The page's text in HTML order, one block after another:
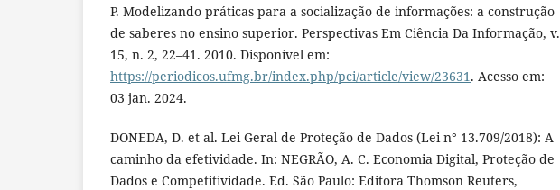
P. Modelizando práticas para a socialização de informações: a construção
de saberes no ensino superior. Perspectivas Em Ciência Da Informação, v.
15, n. 2, 22–41. 2010. Disponível em:
https://periodicos.ufmg.br/index.php/pci/article/view/23631. Acesso em:
03 jan. 2024.
DONEDA, D. et al. Lei Geral de Proteção de Dados (Lei n° 13.709/2018): A
caminho da efetividade. In: NEGRÃO, A. C. Economia Digital, Proteção de
Dados e Competitividade. Ed. São Paulo: Editora Thomson Reuters,